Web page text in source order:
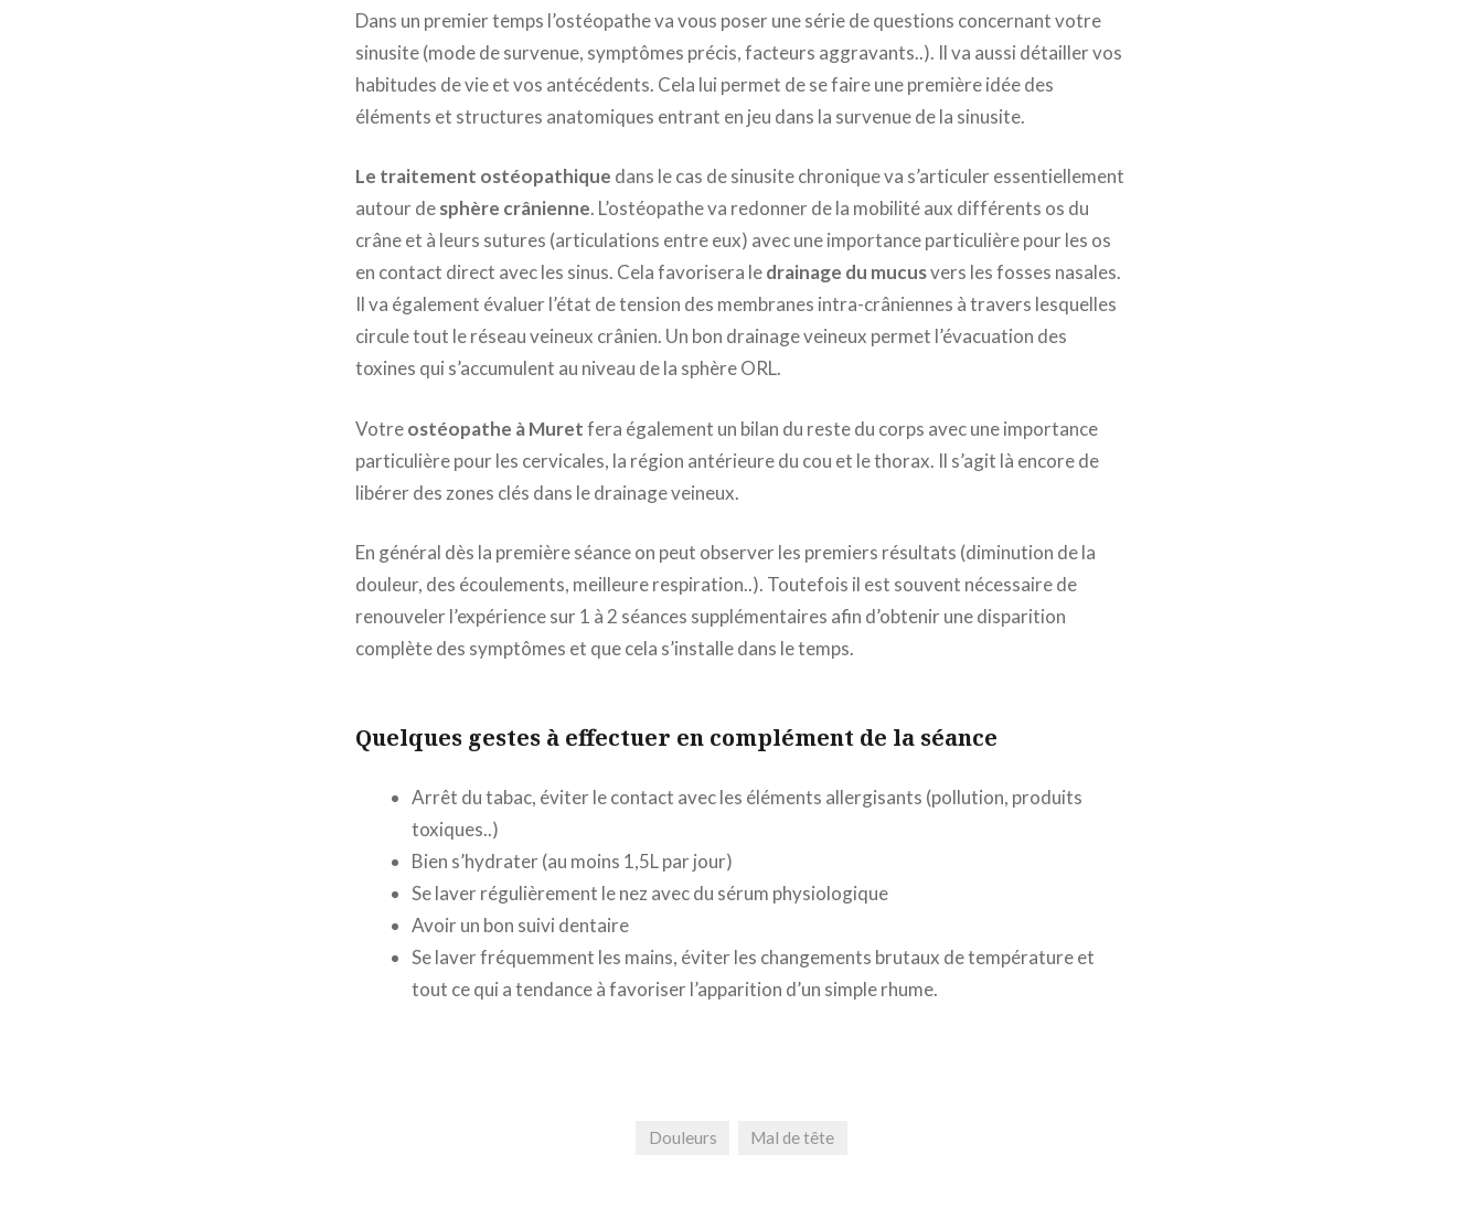
Dans un premier temps l’ostéopathe va vous poser une série de questions concernant votre
sinusite (mode de survenue, symptômes précis, facteurs aggravants..). Il va aussi détailler vos
habitudes de vie et vos antécédents. Cela lui permet de se faire une première idée des
éléments et structures anatomiques entrant en jeu dans la survenue de la sinusite.
Le traitement ostéopathique dans le cas de sinusite chronique va s’articuler essentiellement
autour desphère crânienne. L’ostéopathe va redonner de la mobilité aux différents os du
crâne et à leurs sutures (articulations entre eux) avec une importance particulière pour les os
en contact direct avec les sinus. Cela favorisera ledrainage du mucusvers les fosses nasales.
Il va également évaluer l’état de tension des membranes intra-crâniennes à travers lesquelles
circule tout le réseau veineux crânien. Un bon drainage veineux permet l’évacuation des
toxines qui s’accumulent au niveau de la sphère ORL.
Votreostéopathe à Muretfera également un bilan du reste du corps avec une importance
particulière pour les cervicales, la région antérieure du cou et le thorax. Il s’agit là encore de
libérer des zones clés dans le drainage veineux.
En général dès la première séance on peut observer les premiers résultats (diminution de la
douleur, des écoulements, meilleure respiration..). Toutefois il est souvent nécessaire de
renouveler l’expérience sur 1 à 2 séances supplémentaires afin d’obtenir une disparition
complète des symptômes et que cela s’installe dans le temps.
Quelques gestes à effectuer en complément de la séance
Arrêt du tabac, éviter le contact avec les éléments allergisants (pollution, produits
toxiques..)
Bien s’hydrater (au moins 1,5L par jour)
Se laver régulièrement le nez avec du sérum physiologique
Avoir un bon suivi dentaire
Se laver fréquemment les mains, éviter les changements brutaux de température et
tout ce qui a tendance à favoriser l’apparition d’un simple rhume.
Douleurs Mal de tête